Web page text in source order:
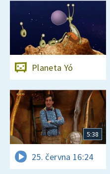
Planeta Yó
5:38
25. června 16:24